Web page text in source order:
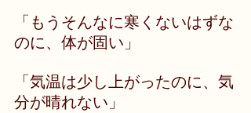
「もうそんなに寒くないはずな
のに、体が固い」
「気温は少し上がったのに、気
分が晴れない」